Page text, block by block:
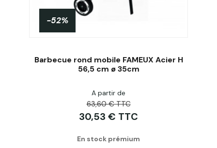
Acheter
-52%
Barbecue rond mobile FAMEUX Acier H
56,5 cm ø 35cm
A partir de
63,60 € TTC
30,53 € TTC
En stock prémium